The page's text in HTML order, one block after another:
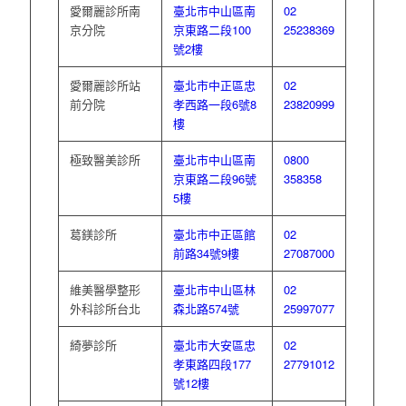
愛爾麗診所南
京分院
臺北市中山區南
京東路二段100
號2樓
02
25238369
愛爾麗診所站
前分院
臺北市中正區忠
孝西路一段6號8
樓
02
23820999
極致醫美診所
臺北市中山區南
京東路二段96號
5樓
0800
358358
葛鎂診所
臺北市中正區館
前路34號9樓
02
27087000
維美醫學整形
外科診所台北
臺北市中山區林
森北路574號
02
25997077
綺夢診所
臺北市大安區忠
孝東路四段177
號12樓
02
27791012